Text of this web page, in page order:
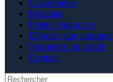
Classements
Résultats
Petites Annonces
Déposer une annonce
Soumettre un article
Contact